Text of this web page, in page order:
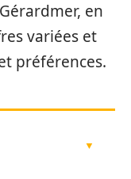
en
variées et
préférences.